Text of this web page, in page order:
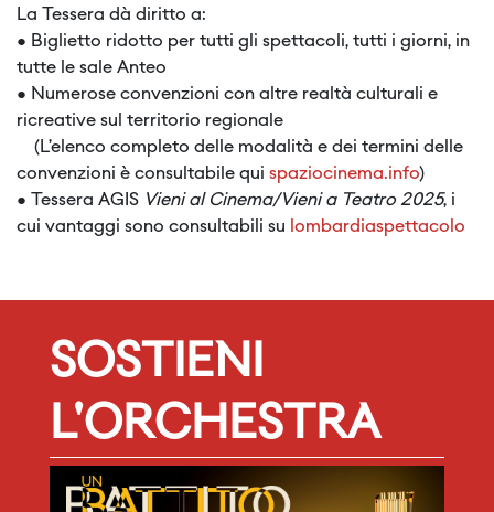
La Tessera dà diritto a:
● Biglietto ridotto per tutti gli spettacoli, tutti i giorni, in
tutte le sale Anteo
● Numerose convenzioni con altre realtà culturali e
ricreative sul territorio regionale
(L’elenco completo delle modalità e dei termini delle
convenzioni è consultabile qui spaziocinema.info)
● Tessera AGIS Vieni al Cinema/Vieni a Teatro 2025, i
cui vantaggi sono consultabili su lombardiaspettacolo
SOSTIENI
L'ORCHESTRA